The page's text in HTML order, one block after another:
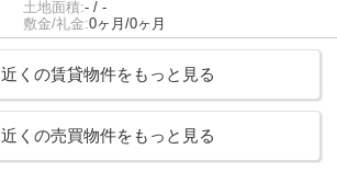
土地面積:- / -
敷金/礼金:0ヶ月/0ヶ月
近くの賃貸物件をもっと見る
近くの売買物件をもっと見る